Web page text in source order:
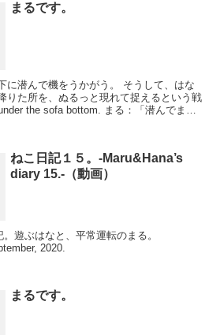
まるです。
に潜んで機をうかがう。 そうして、はな
りた所を、ぬるっと現れて捉えるという戦
bottom. まる：「潜んでます
ねこ日記１５。-Maru&Hana’s
diary 15.-（動画）
遊ぶはなと、平常運転のまる。
2020.
まるです。